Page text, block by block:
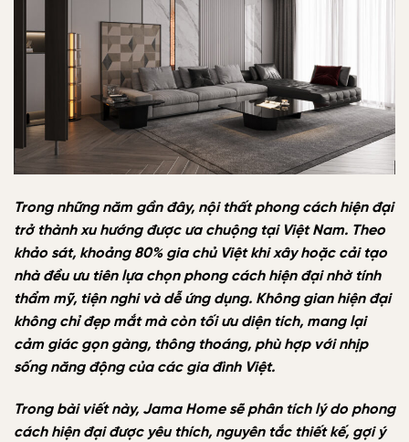
Trong những năm gần đây, nội thất phong cách hiện đại
trở thành xu hướng được ưa chuộng tại Việt Nam. Theo
khảo sát, khoảng 80% gia chủ Việt khi xây hoặc cải tạo
nhà đều ưu tiên lựa chọn phong cách hiện đại nhờ tính
thẩm mỹ, tiện nghi và dễ ứng dụng. Không gian hiện đại
không chỉ đẹp mắt mà còn tối ưu diện tích, mang lại
cảm giác gọn gàng, thông thoáng, phù hợp với nhịp
sống năng động của các gia đình Việt.
Trong bài viết này, Jama Home sẽ phân tích lý do phong
cách hiện đại được yêu thích, nguyên tắc thiết kế, gợi ý